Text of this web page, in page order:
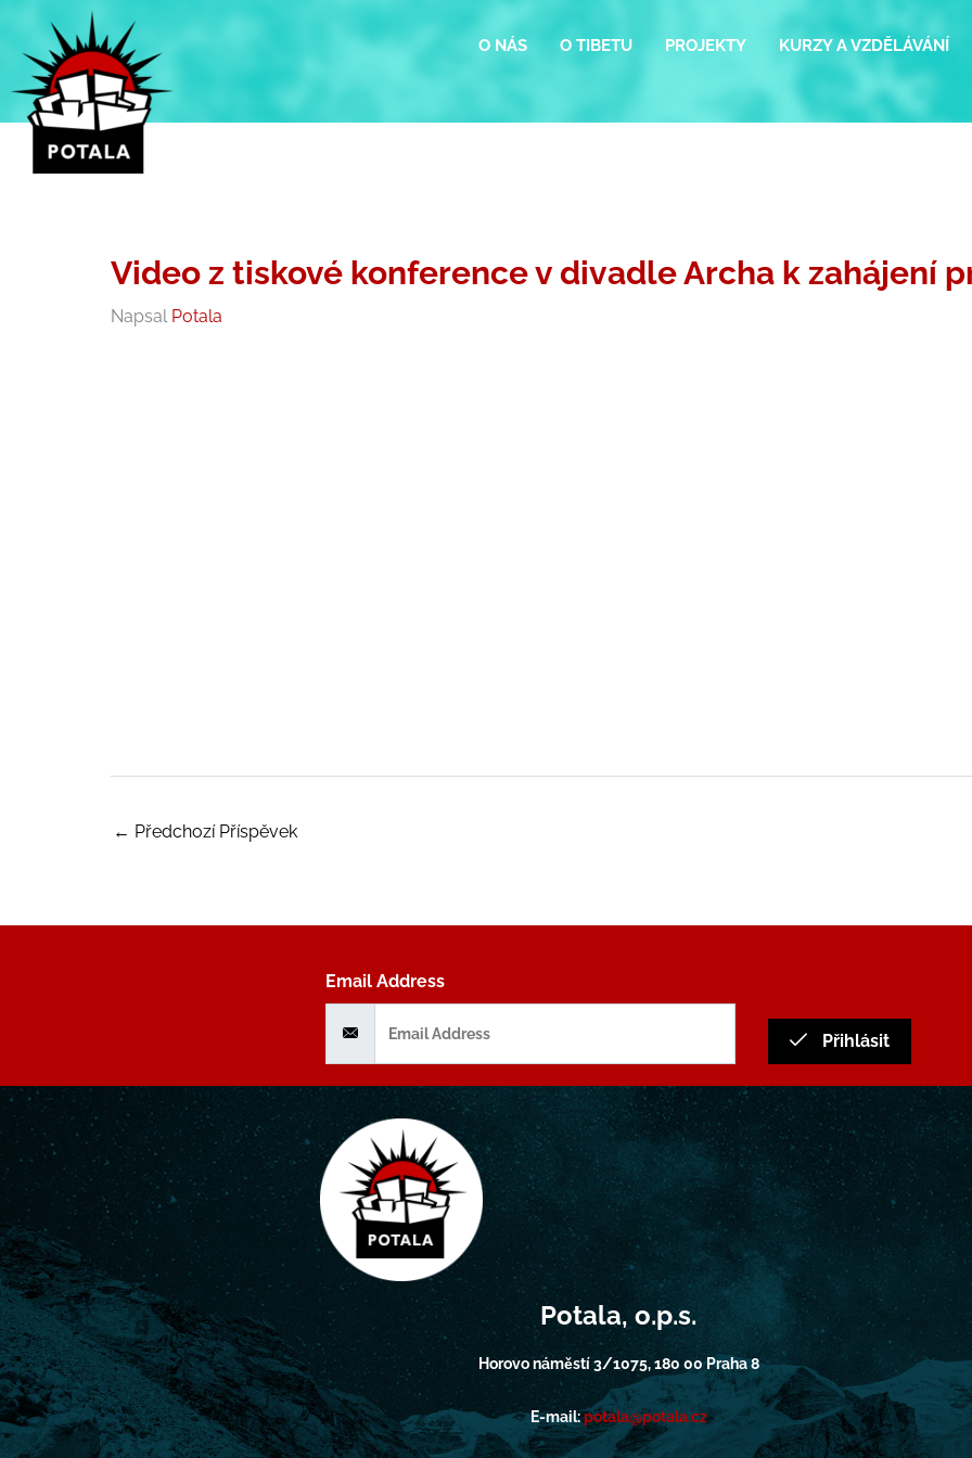
obsah
O NÁS O TIBETU PROJEKTY KURZY A VZDĚLÁVÁNÍ
Video z tiskové konference v divadle Archa k zahájení
Napsal Potala
← Předchozí Příspěvek
Email Address
Přihlásit
Potala, o.p.s.
Horovo náměstí 3/1075, 180 00 Praha 8
E-mail:potala@potala.cz